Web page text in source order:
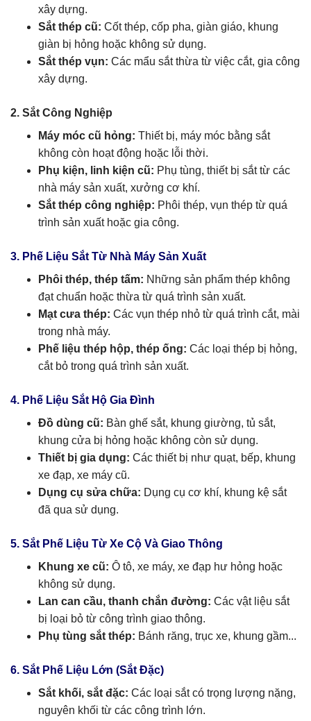
xây dựng.
Sắt thép cũ: Cốt thép, cốp pha, giàn giáo, khung
giàn bị hỏng hoặc không sử dụng.
Sắt thép vụn: Các mẩu sắt thừa từ việc cắt, gia công
xây dựng.
2. Sắt Công Nghiệp
Máy móc cũ hỏng: Thiết bị, máy móc bằng sắt
không còn hoạt động hoặc lỗi thời.
Phụ kiện, linh kiện cũ: Phụ tùng, thiết bị sắt từ các
nhà máy sản xuất, xưởng cơ khí.
Sắt thép công nghiệp: Phôi thép, vụn thép từ quá
trình sản xuất hoặc gia công.
3. Phế Liệu Sắt Từ Nhà Máy Sản Xuất
Phôi thép, thép tấm: Những sản phẩm thép không
đạt chuẩn hoặc thừa từ quá trình sản xuất.
Mạt cưa thép: Các vụn thép nhỏ từ quá trình cắt, mài
trong nhà máy.
Phế liệu thép hộp, thép ống: Các loại thép bị hỏng,
cắt bỏ trong quá trình sản xuất.
4. Phế Liệu Sắt Hộ Gia Đình
Đồ dùng cũ: Bàn ghế sắt, khung giường, tủ sắt,
khung cửa bị hỏng hoặc không còn sử dụng.
Thiết bị gia dụng: Các thiết bị như quạt, bếp, khung
xe đạp, xe máy cũ.
Dụng cụ sửa chữa: Dụng cụ cơ khí, khung kệ sắt
đã qua sử dụng.
5. Sắt Phế Liệu Từ Xe Cộ Và Giao Thông
Khung xe cũ: Ô tô, xe máy, xe đạp hư hỏng hoặc
không sử dụng.
Lan can cầu, thanh chắn đường: Các vật liệu sắt
bị loại bỏ từ công trình giao thông.
Phụ tùng sắt thép: Bánh răng, trục xe, khung gầm...
6. Sắt Phế Liệu Lớn (Sắt Đặc)
Sắt khối, sắt đặc: Các loại sắt có trọng lượng nặng,
nguyên khối từ các công trình lớn.